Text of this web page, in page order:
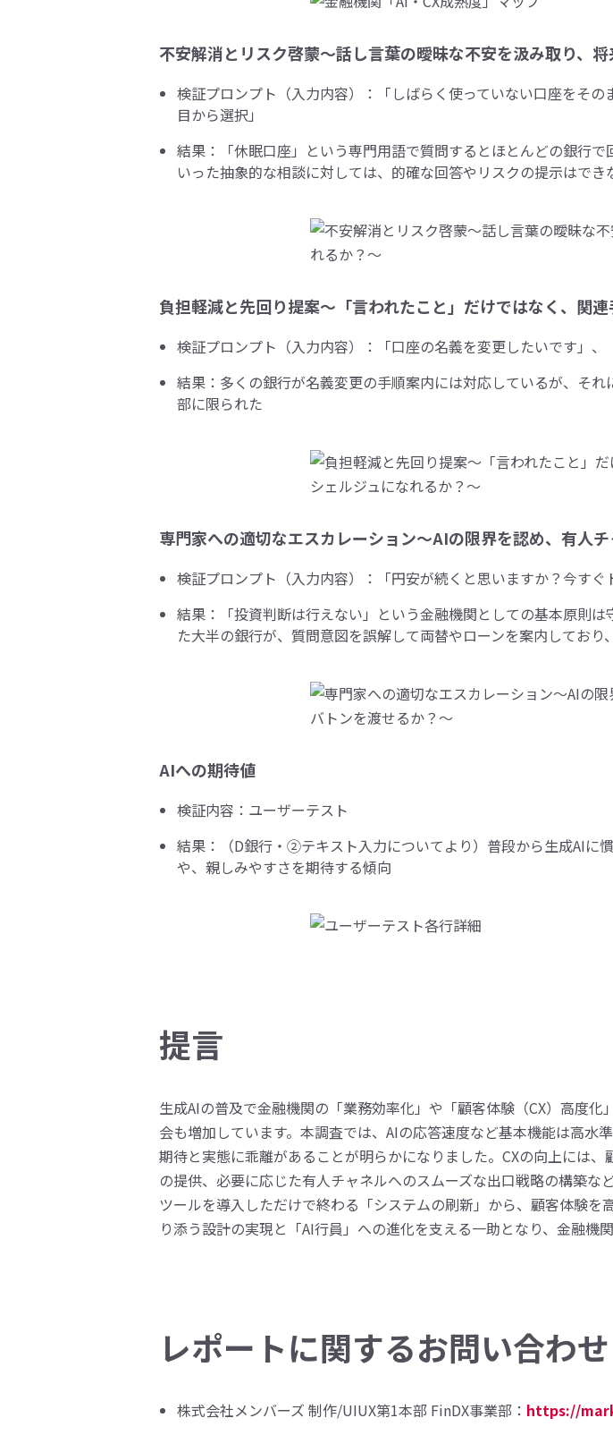
不安解消とリスク啓蒙～話し言葉の曖昧な不安を汲み取り、
検証プロンプト（入力内容）：「しばらく使っていない口座をそ
目から選択」
結果：「休眠口座」という専門用語で質問するとほとんどの銀行
いった抽象的な相談に対しては、的確な回答やリスクの提示はでき
負担軽減と先回り提案～「言われたこと」だけではなく、関
検証プロンプト（入力内容）：「口座の名義を変更したいです」、
結果：多くの銀行が名義変更の手順案内には対応しているが、そ
部に限られた
専門家への適切なエスカレーション～AIの限界を認め、有人
検証プロンプト（入力内容）：「円安が続くと思いますか？今す
結果：「投資判断は行えない」という金融機関としての基本原則
た大半の銀行が、質問意図を誤解して両替やローンを案内してお
AIへの期待値
検証内容：ユーザーテスト
結果：（D銀行・②テキスト入力についてより）普段から生成AIに
や、親しみやすさを期待する傾向
提言
生成AIの普及で金融機関の「業務効率化」や「顧客体験（CX）高度
会も増加しています。本調査では、AIの応答速度など基本機能は高
期待と実態に乖離があることが明らかになりました。CXの向上には
の提供、必要に応じた有人チャネルへのスムーズな出口戦略の構築な
ツールを導入しただけで終わる「システムの刷新」から、顧客体験
り添う設計の実現と「AI行員」への進化を支える一助となり、金融機
レポートに関するお問い合わせ
株式会社メンバーズ 制作/UIUX第1本部 FinDX事業部： https://